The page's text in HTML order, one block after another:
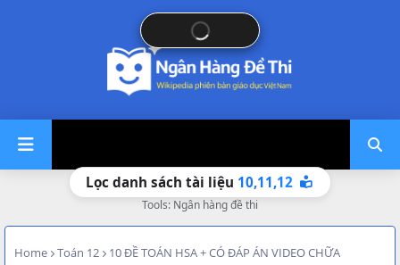
Lọc danh sách tài liệu 10,11,12
Tools: Ngân hàng đề thi
Home Toán 12 10 ĐỀ TOÁN HSA + CÓ ĐÁP ÁN VIDEO CHỮA